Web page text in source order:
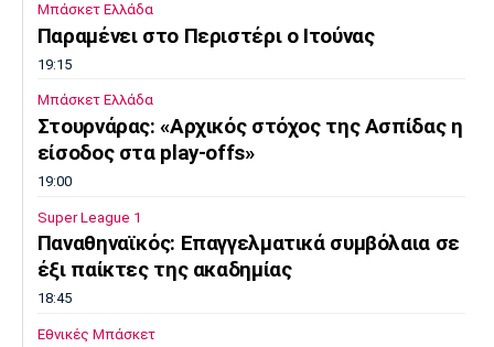
Μπάσκετ Ελλάδα
Παραμένει στο Περιστέρι ο Ιτούνας
19:15
Μπάσκετ Ελλάδα
Στουρνάρας: «Αρχικός στόχος της Ασπίδας η
είσοδος στα play-offs»
19:00
Super League 1
Παναθηναϊκός: Επαγγελματικά συμβόλαια σε
έξι παίκτες της ακαδημίας
18:45
Εθνικές Μπάσκετ